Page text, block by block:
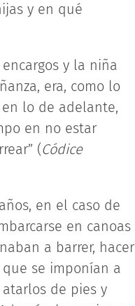
y en qué
y la niña
era, como lo
lo de adelante,
en no estar
(Códice
en el caso de
en canoas
a barrer, hacer
se imponían a
de pies y